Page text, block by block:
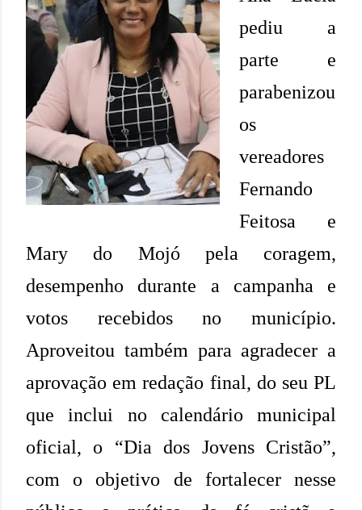
pediu a
parte e
parabenizou
os
vereadores
Fernando
Feitosa e
Mary do Mojó pela coragem,
desempenho durante a campanha e
votos recebidos no município.
Aproveitou também para agradecer a
aprovação em redação final, do seu PL
que inclui no calendário municipal
oficial, o “Dia dos Jovens Cristão”,
com o objetivo de fortalecer nesse